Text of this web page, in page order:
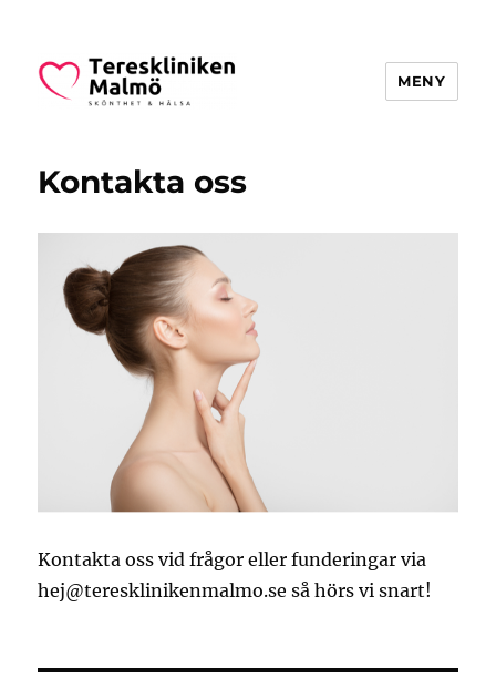
MENY
Kontakta oss
Kontakta oss vid frågor eller funderingar via
hej@teresklinikenmalmo.se så hörs vi snart!